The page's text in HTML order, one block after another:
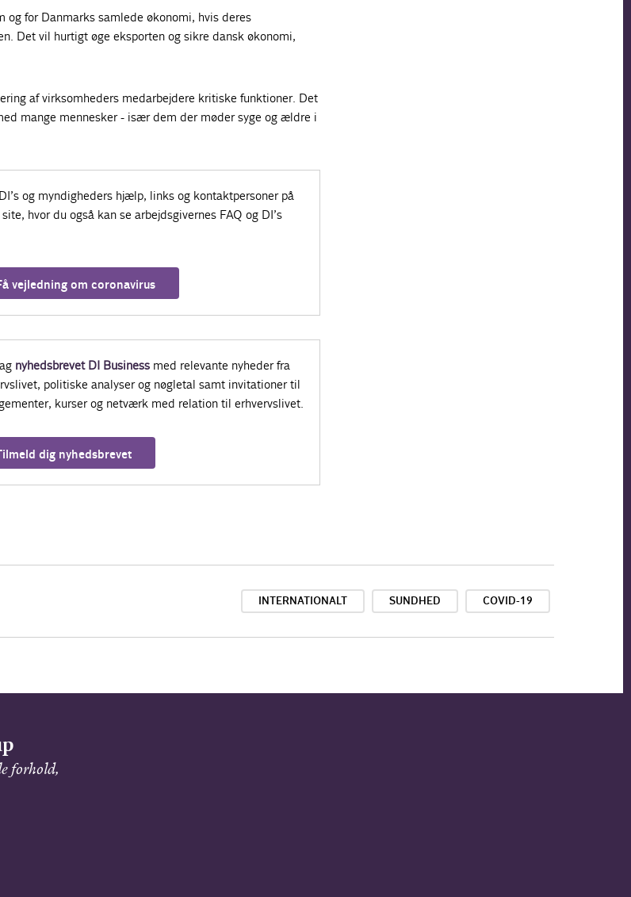
for Danmarks samlede økonomi, hvis deres
Det vil hurtigt øge eksporten og sikre dansk økonomi,
af virksomheders medarbejdere kritiske funktioner. Det
mange mennesker - især dem der møder syge og ældre i
og myndigheders hjælp, links og kontaktpersoner på
hvor du også kan se arbejdsgivernes FAQ og DI’s
vejledning om coronavirus
nyhedsbrevet DI Businessmed relevante nyheder fra
politiske analyser og nøgletal samt invitationer til
kurser og netværk med relation til erhvervslivet.
dig nyhedsbrevet
INTERNATIONALT SUNDHED COVID-19
forhold,